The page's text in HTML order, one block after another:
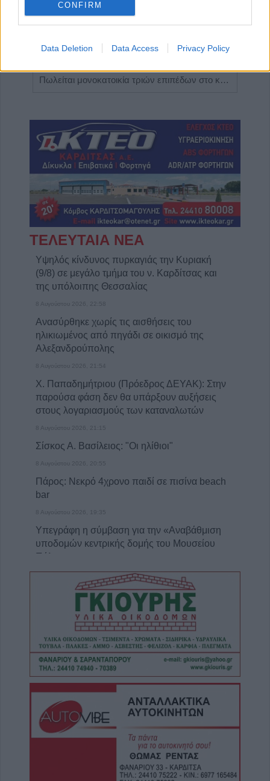
CONFIRM
Data Deletion Data Access Privacy Policy
Πωλείται μονοκατοικία τριών επιπέδων στο καταπράσινο Πευκόφυτο Καρδίτσας
ΤΕΛΕΥΤΑΙΑ ΝΕΑ
Υψηλός κίνδυνος πυρκαγιάς την Κυριακή
(9/8) σε μεγάλο τμήμα του ν. Καρδίτσας και
της υπόλοιπης Θεσσαλίας
8 Αυγούστου 2026, 22:58
Ανασύρθηκε χωρίς τις αισθήσεις του
ηλικιωμένος από πηγάδι σε οικισμό της
Αλεξανδρούπολης
8 Αυγούστου 2026, 21:54
Χ. Παπαδημήτριου (Πρόεδρος ΔΕΥΑΚ): Στην
παρούσα φάση δεν θα υπάρξουν αυξήσεις
στους λογαριασμούς των καταναλωτών
8 Αυγούστου 2026, 21:15
Σίσκος Α. Βασίλειος: "Οι ηλίθιοι"
8 Αυγούστου 2026, 20:55
Πάρος: Νεκρό 4χρονο παιδί σε πισίνα beach
bar
8 Αυγούστου 2026, 19:35
Υπεγράφη η σύμβαση για την «Αναβάθμιση
υποδομών κεντρικής δομής του Μουσείου
Πόλης»
8 Αυγούστου 2026, 19:33
Την Κυριακή 9 Αυγούστου η κηδεία του
Κωνσταντίνου Βογιατζή
8 Αυγούστου 2026, 19:28
Την Δευτέρα 10 Αυγούστου η κηδεία του
Κωνσταντίνου Πλεξίδα
8 Αυγούστου 2026, 19:13
Την Κυριακή 9 Αυγούστου η κηδεία της
Θωμαΐτσας Τσιούκα
8 Αυγούστου 2026, 17:42
Μετώπη: Χωρίς τις αισθήσεις του
ανασύρθηκε από την θάλασσα 43χρονος